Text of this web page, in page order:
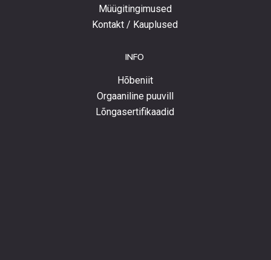
Müügitingimused
Kontakt / Kauplused
INFO
Hõbeniit
Orgaaniline puuvill
Lõngasertifikaadid